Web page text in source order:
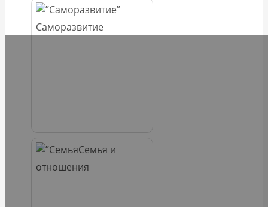
Саморазвитие
Семья и
отношения